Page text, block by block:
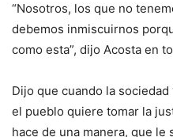
“Nosotros, los que no
debemos inmiscuirnos
como esta”, dijo Acosta en
Dijo que cuando la sociedad
el pueblo quiere tomar la
hace de una manera, que le